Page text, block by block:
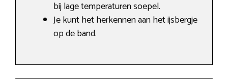
bij lage temperaturen soepel.
Je kunt het herkennen aan het ijsbergje
op de band.